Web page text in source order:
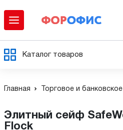
Каталог товаров
Главная Торговое и банковское
Элитный сейф SafeWood 78Key
Flock